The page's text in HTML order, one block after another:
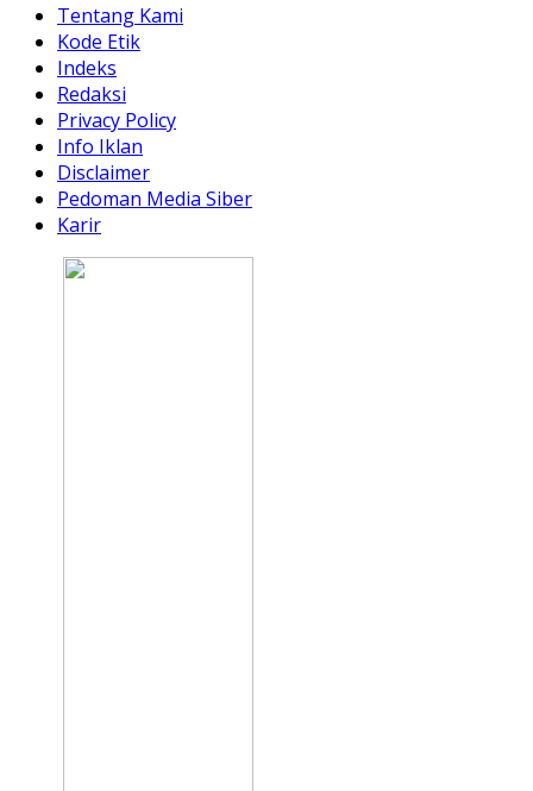
Tentang Kami
Kode Etik
Indeks
Redaksi
Privacy Policy
Info Iklan
Disclaimer
Pedoman Media Siber
Karir